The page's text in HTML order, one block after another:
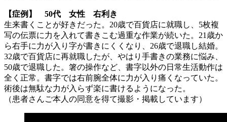
【症例】 50代 女性 右利き
生来書くことが好きだった。20歳で百貨店に就職し、5枚複
写の伝票に力を入れて書きこむ過重な作業が続いた。21歳か
ら右手に力が入り字が書きにくくなり、26歳で退職し結婚。
32歳で百貨店に再就職したが、やはり手書きの業務に悩み、
50歳で退職した。箸の操作など、書字以外の日常生活動作は
全く正常。書字では右前腕全体に力が入り痛くなっていた。
術後は無駄な力が入らず楽に書けるようになった。
（患者さんご本人の同意を得て撮影・掲載しています）